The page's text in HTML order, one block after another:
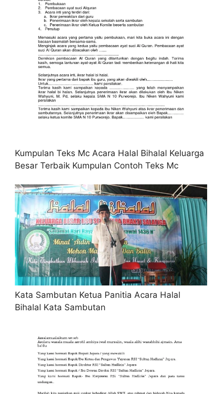
Kumpulan Teks Mc Acara Halal Bihalal Keluarga
Besar Terbaik Kumpulan Contoh Teks Mc
Kata Sambutan Ketua Panitia Acara Halal
Bihalal Kata Sambutan